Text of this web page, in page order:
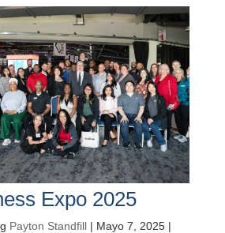
Expo 2025
Payton Standfill| Mayo 7, 2025|